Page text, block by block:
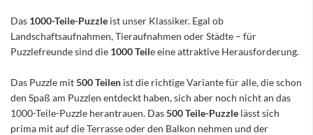
Das 1000-Teile-Puzzle ist unser Klassiker. Egal ob
Landschaftsaufnahmen, Tieraufnahmen oder Städte – für
Puzzlefreunde sind die 1000 Teile eine attraktive Herausforderung.
Das Puzzle mit500 Teilen ist die richtige Variante für alle, die schon
den Spaß am Puzzlen entdeckt haben, sich aber noch nicht an das
1000-Teile-Puzzle herantrauen. Das500 Teile-Puzzle lässt sich
prima mit auf die Terrasse oder den Balkon nehmen und der